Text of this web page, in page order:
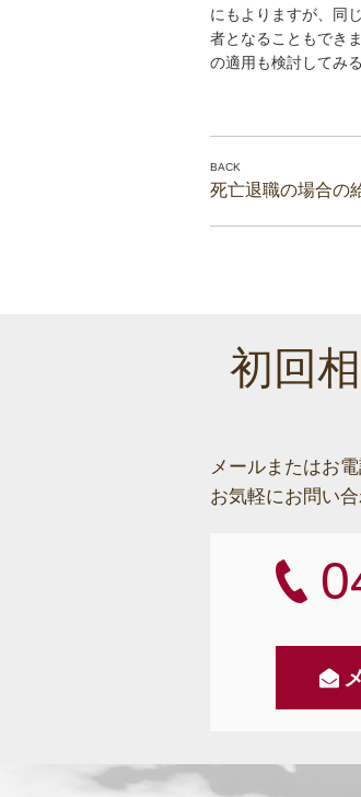
にもよりますが、同
者となることもでき
の適用も検討してみ
死亡退職の場合の
初回
メールまたはお
お気軽にお問い合